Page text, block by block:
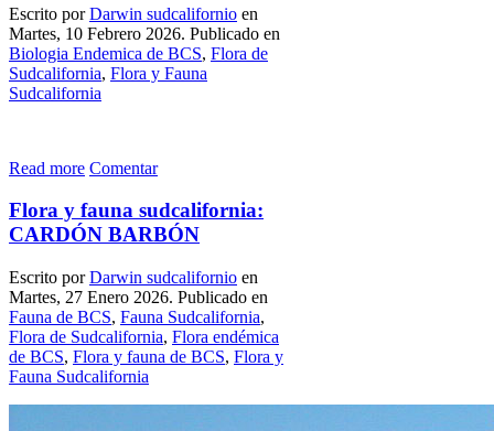
Escrito porDarwin sudcalifornio en
Martes, 10 Febrero 2026. Publicado en
Biologia Endemica de BCS, Flora de
Sudcalifornia, Flora y Fauna
Sudcalifornia
Read more Comentar
Flora y fauna sudcalifornia:
CARDÓN BARBÓN
Escrito porDarwin sudcalifornio en
Martes, 27 Enero 2026. Publicado en
Fauna de BCS, Fauna Sudcalifornia,
Flora de Sudcalifornia, Flora endémica
de BCS, Flora y fauna de BCS, Flora y
Fauna Sudcalifornia